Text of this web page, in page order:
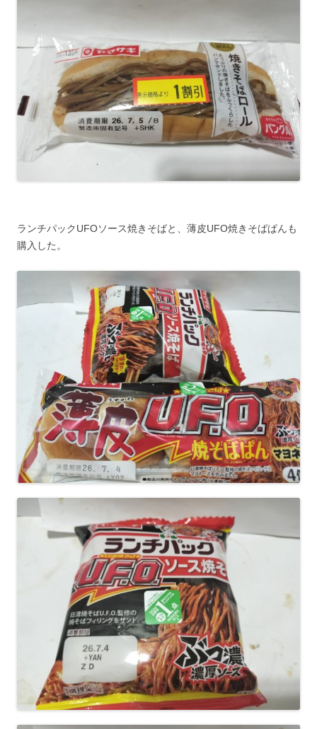
ランチパックUFOソース焼きそばと、薄皮UFO焼きそばぱんも
購入した。